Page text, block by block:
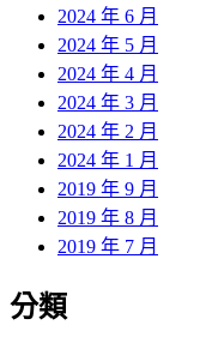
2024 年 6 月
2024 年 5 月
2024 年 4 月
2024 年 3 月
2024 年 2 月
2024 年 1 月
2019 年 9 月
2019 年 8 月
2019 年 7 月
分類